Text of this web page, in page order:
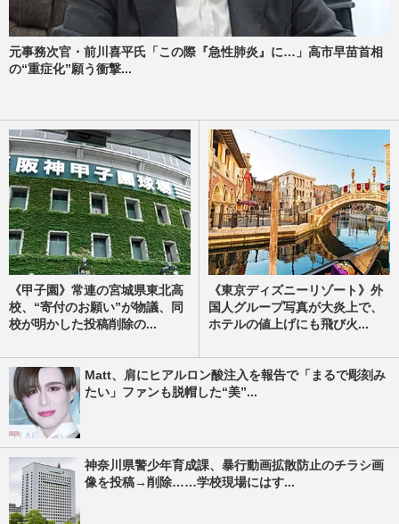
元事務次官・前川喜平氏「この際『急性肺炎』に…」高市早苗首相
の“重症化”願う衝撃...
《甲子園》常連の宮城県東北高
校、“寄付のお願い”が物議、同
校が明かした投稿削除の...
《東京ディズニーリゾート》外
国人グループ写真が大炎上で、
ホテルの値上げにも飛び火...
Matt、肩にヒアルロン酸注入を報告で「まるで彫刻み
たい」ファンも脱帽した“美”...
神奈川県警少年育成課、暴行動画拡散防止のチラシ画
像を投稿→削除……学校現場にはす...